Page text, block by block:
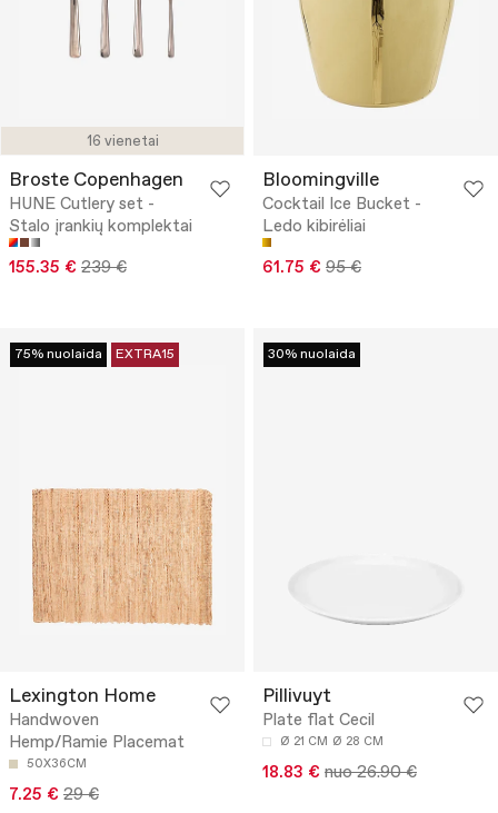
16 vienetai
Broste Copenhagen
HUNE Cutlery set -
Stalo įrankių komplektai
155.35 € 239 €
Bloomingville
Cocktail Ice Bucket -
Ledo kibirėliai
61.75 € 95 €
75% nuolaida EXTRA15
Lexington Home
Handwoven
Hemp/Ramie Placemat
50X36CM
7.25 € 29 €
30% nuolaida
Pillivuyt
Plate flat Cecil
Ø 21 CM Ø 28 CM
18.83 € nuo 26.90 €